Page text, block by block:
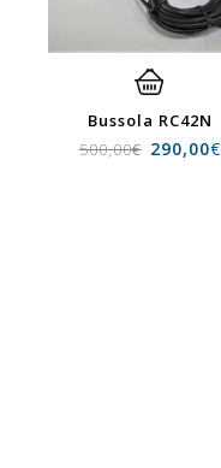
Bussola RC42N
500,00€ 290,00€